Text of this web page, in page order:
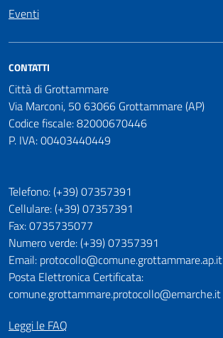
Eventi
CONTATTI
Città di Grottammare
Via Marconi, 50 63066 Grottammare (AP)
Codice fiscale: 82000670446
P. IVA: 00403440449
Telefono: (+39) 07357391
Cellulare: (+39) 07357391
Fax: 0735735077
Numero verde: (+39) 07357391
Email: protocollo@comune.grottammare.ap.it
Posta Elettronica Certificata:
comune.grottammare.protocollo@emarche.it
Leggi le FAQ